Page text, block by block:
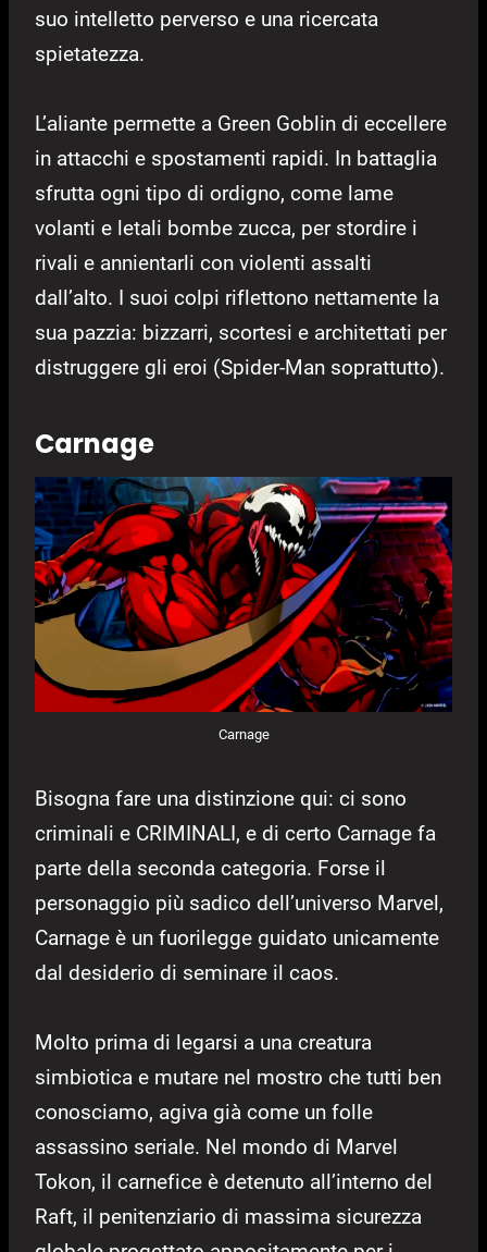
suo intelletto perverso e una ricercata
spietatezza.
L’aliante permette a Green Goblin di eccellere
in attacchi e spostamenti rapidi. In battaglia
sfrutta ogni tipo di ordigno, come lame
volanti e letali bombe zucca, per stordire i
rivali e annientarli con violenti assalti
dall’alto. I suoi colpi riflettono nettamente la
sua pazzia: bizzarri, scortesi e architettati per
distruggere gli eroi (Spider-Man soprattutto).
Carnage
Carnage
Bisogna fare una distinzione qui: ci sono
criminali e CRIMINALI, e di certo Carnage fa
parte della seconda categoria. Forse il
personaggio più sadico dell’universo Marvel,
Carnage è un fuorilegge guidato unicamente
dal desiderio di seminare il caos.
Molto prima di legarsi a una creatura
simbiotica e mutare nel mostro che tutti ben
conosciamo, agiva già come un folle
assassino seriale. Nel mondo di Marvel
Tokon, il carnefice è detenuto all’interno del
Raft, il penitenziario di massima sicurezza